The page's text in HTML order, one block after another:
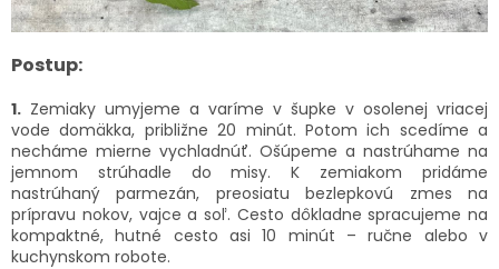
Postup:
1. Zemiaky umyjeme a varíme v šupke v osolenej vriacej
vode domäkka, približne 20 minút. Potom ich scedíme a
necháme mierne vychladnúť. Ošúpeme a nastrúhame na
jemnom strúhadle do misy. K zemiakom pridáme
nastrúhaný parmezán, preosiatu bezlepkovú zmes na
prípravu nokov, vajce a soľ. Cesto dôkladne spracujeme na
kompaktné, hutné cesto asi 10 minút – ručne alebo v
kuchynskom robote.